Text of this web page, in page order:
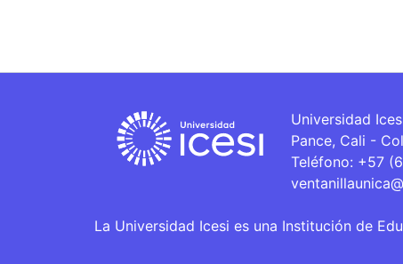
Universidad
Pance, Cali -
Teléfono: +57
La Universidad Icesi es una Institución de